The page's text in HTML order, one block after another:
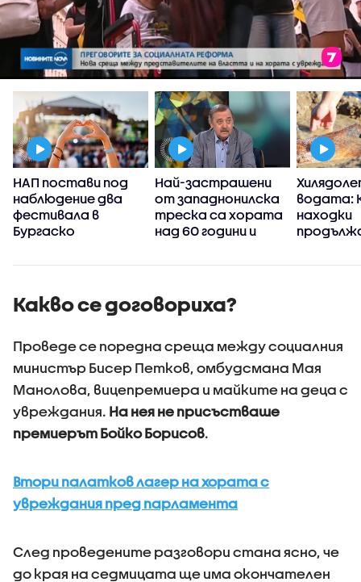
НАП постави под
наблюдение два
фестивала в
Бургаско
Най-застрашени
от западнонилска
треска са хората
над 60 години и
дефицит
водата:
находки
Дунав
Какво се договориха?
Проведе се поредна среща между социалния
министър Бисер Петков, омбудсмана Мая
Манолова, вицепремиера и майките на деца с
увреждания. На нея не присъстваше
премиерът Бойко Борисов.
Втори палатков лагер на хората с
увреждания пред парламента
След проведените разговори стана ясно, че
до края на седмицата ще има окончателен